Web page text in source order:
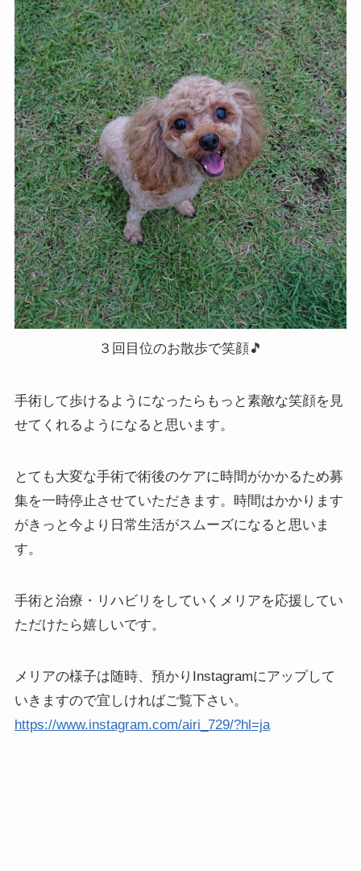
３回目位のお散歩で笑顔🎵
手術して歩けるようになったらもっと素敵な笑顔を見
せてくれるようになると思います。
とても大変な手術で術後のケアに時間がかかるため募
集を一時停止させていただきます。時間はかかります
がきっと今より日常生活がスムーズになると思いま
す。
手術と治療・リハビリをしていくメリアを応援してい
ただけたら嬉しいです。
メリアの様子は随時、預かりInstagramにアップして
いきますので宜しければご覧下さい。
https://www.instagram.com/airi_729/?hl=ja